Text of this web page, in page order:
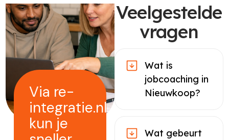
Via re-
integratie.nl
kun je
Veelgestelde
vragen
Wat is
jobcoaching in
Nieuwkoop?
Wat gebeurt